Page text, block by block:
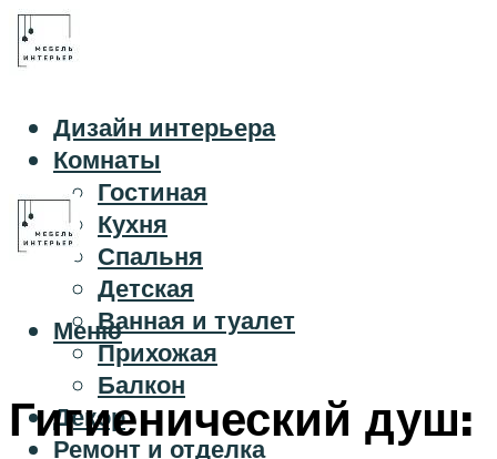
Дизайн интерьера
Комнаты
Гостиная
Кухня
Спальня
Детская
Ванная и туалет
Прихожая
Балкон
Декор
Ремонт и отделка
Меню
Гигиенический душ: